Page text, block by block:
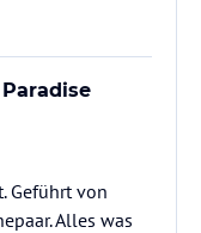
Geführt von
Alles was